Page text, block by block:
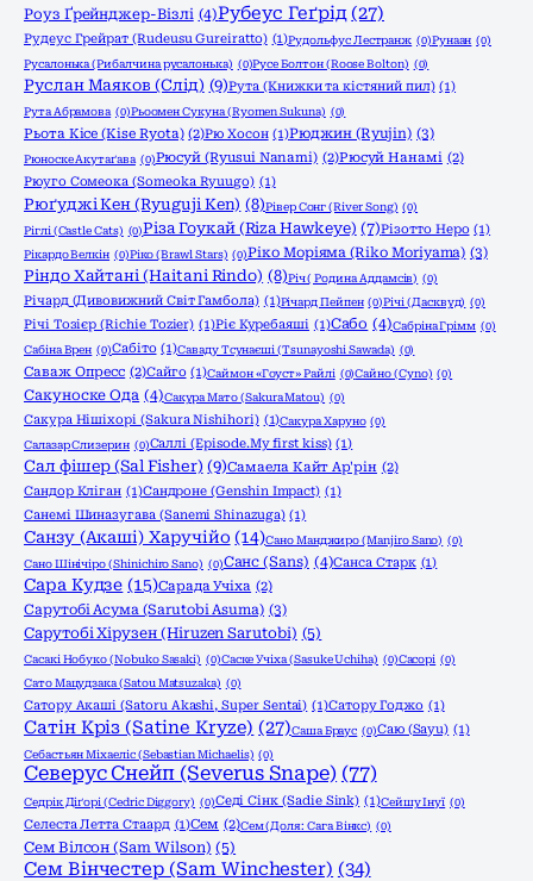
Роуз Ґрейнджер-Візлі (4)Рубеус Геґрід (27)
Рудеус Грейрат (Rudeusu Gureiratto) (1)Рудольфус Лестранж (0)Рунаан (0)
Русалонька (Рибалчина русалонька) (0)Русе Болтон (Roose Bolton) (0)
Руслан Маяков (Слід) (9)Рута (Книжки та кістяний пил) (1)
Рута Абрамова (0)Рьоомен Сукуна (Ryomen Sukuna) (0)
Рьота Кісе (Kise Ryota) (2)Рю Хосон (1)Рюджин (Ryujin) (3)
Рюноске Акутаґава (0)Рюсуй (Ryusui Nanami) (2)Рюсуй Нанамі (2)
Рюуго Сомеока (Someoka Ryuugo) (1)
Рюґуджі Кен (Ryuguji Ken) (8)Рівер Сонг (River Song) (0)
Ріглі (Castle Cats) (0)Різа Гоукай (Riza Hawkeye) (7)Різотто Неро (1)
Рікардо Велкін (0)Ріко (Brawl Stars) (0)Ріко Моріяма (Riko Moriyama) (3)
Ріндо Хайтані (Haitani Rindo) (8)Річ ( Родина Аддамсів) (0)
Річард (Дивовижний Світ Гамбола) (1)Річард Пейпен (0)Річі (Дасквуд) (0)
Річі Тозієр (Richie Tozier) (1)Ріє Куребаяші (1)Сабо (4)Сабріна Грімм (0)
Сабіна Врен (0)Сабіто (1)Саваду Тсунаєші (Tsunayoshi Sawada) (0)
Саваж Опресс (2)Сайго (1)Саймон «Гоуст» Райлі (0)Сайно (Cyno) (0)
Сакуноске Ода (4)Сакура Мато (Sakura Matou) (0)
Сакура Нішіхорі (Sakura Nishihori) (1)Сакура Харуно (0)
Салазар Слизерин (0)Саллі (Episode.My first kiss) (1)
Сал фішер (Sal Fisher) (9)Самаела Кайт Ар'рін (2)
Сандор Кліган (1)Сандроне (Genshin Impact) (1)
Санемі Шиназугава (Sanemi Shinazuga) (1)
Санзу (Акаші) Харучійо (14)Сано Манджиро (Manjiro Sano) (0)
Сано Шінічіро (Shinichiro Sano) (0)Санс (Sans) (4)Санса Старк (1)
Сара Кудзе (15)Сарада Учіха (2)
Сарутобі Асума (Sarutobi Asuma) (3)
Сарутобі Хірузен (Hiruzen Sarutobi) (5)
Сасакі Нобуко (Nobuko Sasaki) (0)Саске Учіха (Sasuke Uchiha) (0)Сасорі (0)
Сато Мацудзака (Satou Matsuzaka) (0)
Сатору Акаші (Satoru Akashi, Super Sentai) (1)Сатору Годжо (1)
Сатін Кріз (Satine Kryze) (27)Саша Браус (0)Саю (Sayu) (1)
Себастьян Міхаеліс (Sebastian Michaelis) (0)
Северус Снейп (Severus Snape) (77)
Седрік Діґорі (Cedric Diggory) (0)Седі Сінк (Sadie Sink) (1)Сейшу Інуї (0)
Селеста Летта Стаард (1)Сем (2)Сем (Доля: Сага Вінкс) (0)
Сем Вілсон (Sam Wilson) (5)
Сем Вінчестер (Sam Winchester) (34)